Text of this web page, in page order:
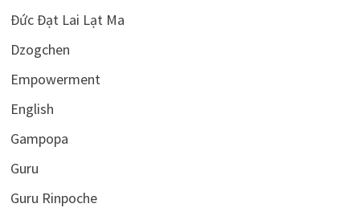
Đức Đạt Lai Lạt Ma
Dzogchen
Empowerment
English
Gampopa
Guru
Guru Rinpoche